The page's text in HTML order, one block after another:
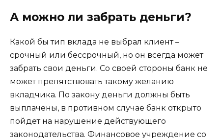
А можно ли забрать деньги?
Какой бы тип вклада не выбрал клиент –
срочный или бессрочный, но он всегда может
забрать свои деньги. Со своей стороны банк не
может препятствовать такому желанию
вкладчика. По закону деньги должны быть
выплачены, в противном случае банк открыто
пойдет на нарушение действующего
законодательства. Финансовое учреждение со